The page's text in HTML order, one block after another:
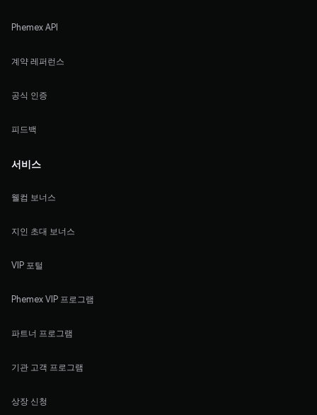
Phemex API
계약 레퍼런스
공식 인증
피드백
서비스
웰컴 보너스
지인 초대 보너스
VIP 포털
Phemex VIP 프로그램
파트너 프로그램
기관 고객 프로그램
상장 신청